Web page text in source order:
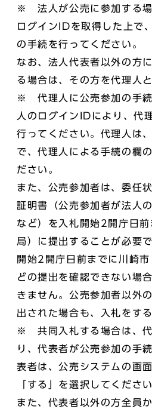
※ 法人が公売に参加する場
ログインIDを取得した上で
の手続を行ってください。
なお、法人代表者以外の方
る場合は、その方を代理人
※ 代理人に公売参加の手続
人のログインIDにより、代
行ってください。代理人は
で、代理人による手続の欄
ださい。
また、公売参加者は、委任
証明書（公売参加者が法人
など）を入札開始2開庁日
局）に提出することが必要
開始2開庁日前までに川崎
どの提出を確認できない場
きません。公売参加者以外
出された場合も、入札をす
※ 共同入札する場合は、
り、代表者が公売参加の手
表者は、公売システムの画
「する」を選択してください
また、代表者以外の方全員